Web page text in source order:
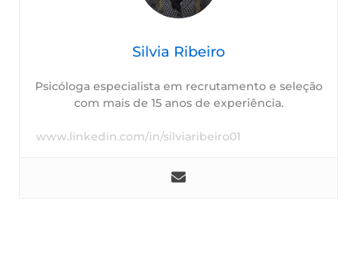
Silvia Ribeiro
Psicóloga especialista em recrutamento e seleção
com mais de 15 anos de experiência.
www.linkedin.com/in/silviaribeiro01